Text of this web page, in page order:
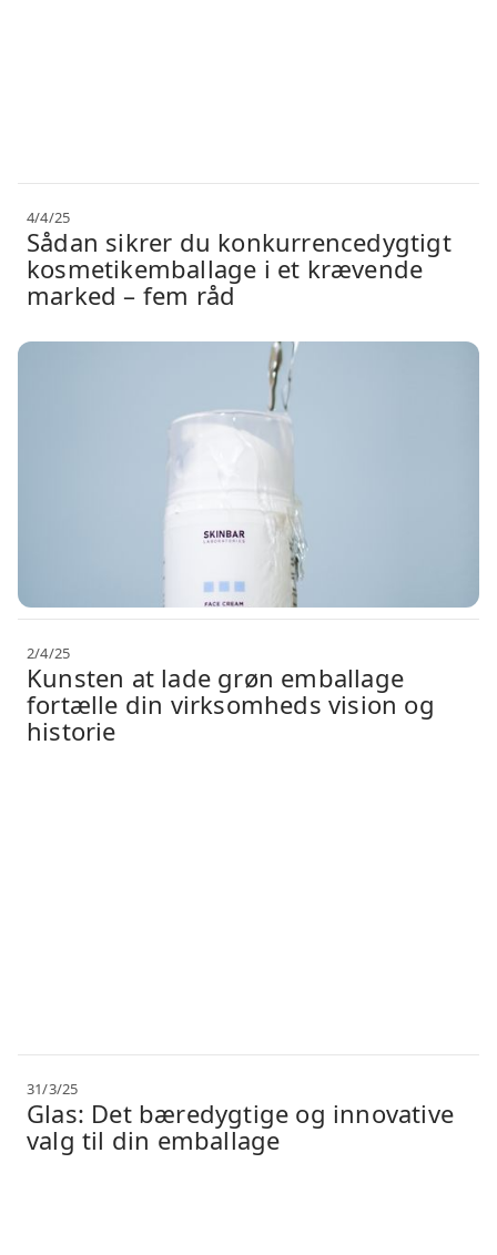
4/4/25
Sådan sikrer du konkurrencedygtigt
kosmetikemballage i et krævende
marked – fem råd
2/4/25
Kunsten at lade grøn emballage
fortælle din virksomheds vision og
historie
31/3/25
Glas: Det bæredygtige og innovative
valg til din emballage